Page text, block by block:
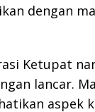
dengan
Ketupat
lancar.
aspek